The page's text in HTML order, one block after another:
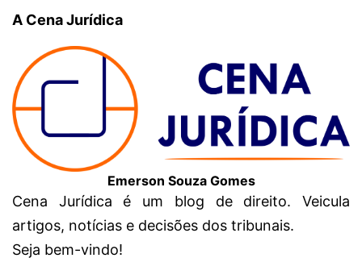
A Cena Jurídica
Emerson Souza Gomes
Cena Jurídica é um blog de direito. Veicula
artigos, notícias e decisões dos tribunais.
Seja bem-vindo!